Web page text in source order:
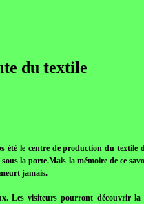
du textile
été le centre de production du textile
la porte.Mais la mémoire de ce
jamais.
Les visiteurs pourront découvrir la